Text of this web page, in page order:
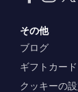
その他
ブログ
ギフトカード
クッキーの